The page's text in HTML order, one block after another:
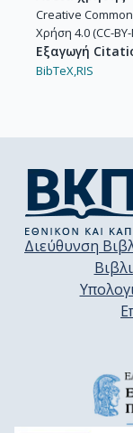
Creative
Χρήση 4.0 (CC-BY-
Εξαγωγή
BibTeX,RIS
Διεύθυνση